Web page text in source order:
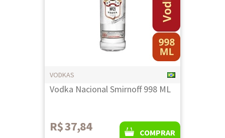
VODKAS
Vodka Nacional Smirnoff 998 ML
R$ 37,84 COMPRAR